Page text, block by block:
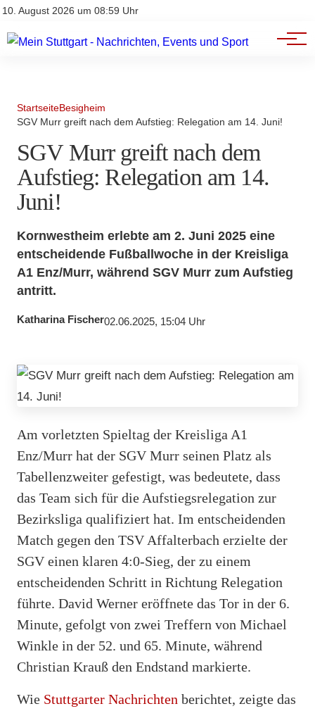
10. August 2026 um 08:59 Uhr
Impressum
Branchenbuch
Werbung
StartseiteBesigheim
SGV Murr greift nach dem Aufstieg: Relegation am 14. Juni!
SGV Murr greift nach dem
Aufstieg: Relegation am 14.
Juni!
Kornwestheim erlebte am 2. Juni 2025 eine
entscheidende Fußballwoche in der Kreisliga
A1 Enz/Murr, während SGV Murr zum Aufstieg
antritt.
Katharina Fischer02.06.2025, 15:04 Uhr
Am vorletzten Spieltag der Kreisliga A1
Enz/Murr hat der SGV Murr seinen Platz als
Tabellenzweiter gefestigt, was bedeutete, dass
das Team sich für die Aufstiegsrelegation zur
Bezirksliga qualifiziert hat. Im entscheidenden
Match gegen den TSV Affalterbach erzielte der
SGV einen klaren 4:0-Sieg, der zu einem
entscheidenden Schritt in Richtung Relegation
führte. David Werner eröffnete das Tor in der 6.
Minute, gefolgt von zwei Treffern von Michael
Winkle in der 52. und 65. Minute, während
Christian Krauß den Endstand markierte.
Wie Stuttgarter Nachrichten berichtet, zeigte das